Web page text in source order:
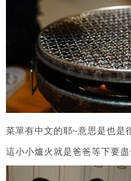
菜單有中文的耶~意思是也是
這小小爐火就是爸爸等下要